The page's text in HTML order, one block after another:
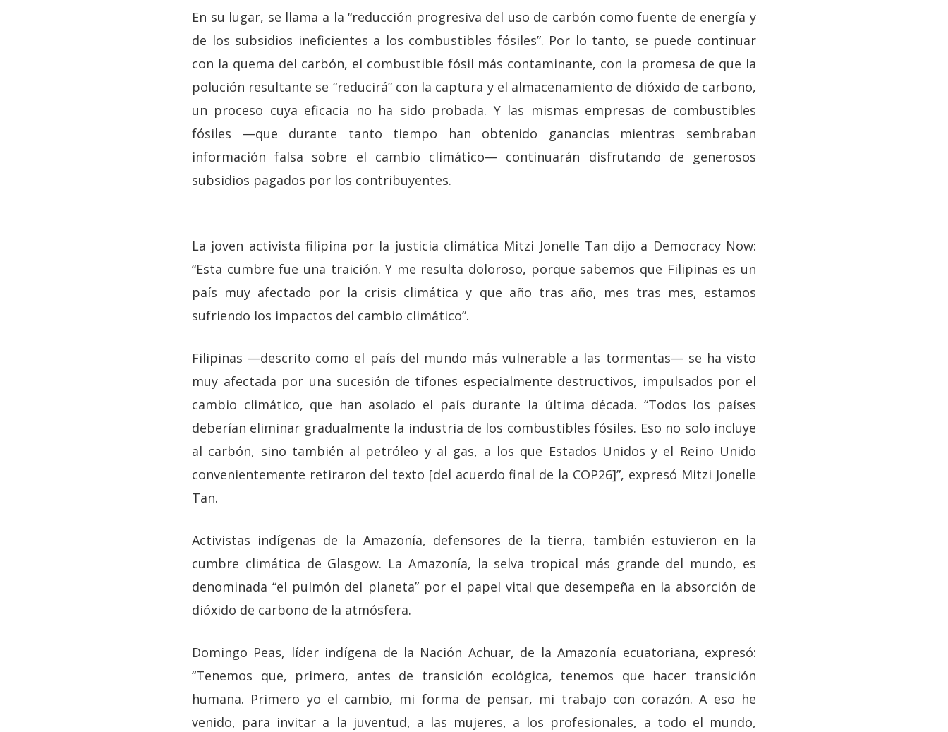
En su lugar, se llama a la “reducción progresiva del uso de carbón como fuente de energía y
de los subsidios ineficientes a los combustibles fósiles”. Por lo tanto, se puede continuar
con la quema del carbón, el combustible fósil más contaminante, con la promesa de que la
polución resultante se “reducirá” con la captura y el almacenamiento de dióxido de carbono,
un proceso cuya eficacia no ha sido probada. Y las mismas empresas de combustibles
fósiles —que durante tanto tiempo han obtenido ganancias mientras sembraban
información falsa sobre el cambio climático— continuarán disfrutando de generosos
subsidios pagados por los contribuyentes.
La joven activista filipina por la justicia climática Mitzi Jonelle Tan dijo a Democracy Now:
“Esta cumbre fue una traición. Y me resulta doloroso, porque sabemos que Filipinas es un
país muy afectado por la crisis climática y que año tras año, mes tras mes, estamos
sufriendo los impactos del cambio climático”.
Filipinas —descrito como el país del mundo más vulnerable a las tormentas— se ha visto
muy afectada por una sucesión de tifones especialmente destructivos, impulsados por el
cambio climático, que han asolado el país durante la última década. “Todos los países
deberían eliminar gradualmente la industria de los combustibles fósiles. Eso no solo incluye
al carbón, sino también al petróleo y al gas, a los que Estados Unidos y el Reino Unido
convenientemente retiraron del texto [del acuerdo final de la COP26]”, expresó Mitzi Jonelle
Tan.
Activistas indígenas de la Amazonía, defensores de la tierra, también estuvieron en la
cumbre climática de Glasgow. La Amazonía, la selva tropical más grande del mundo, es
denominada “el pulmón del planeta” por el papel vital que desempeña en la absorción de
dióxido de carbono de la atmósfera.
Domingo Peas, líder indígena de la Nación Achuar, de la Amazonía ecuatoriana, expresó:
“Tenemos que, primero, antes de transición ecológica, tenemos que hacer transición
humana. Primero yo el cambio, mi forma de pensar, mi trabajo con corazón. A eso he
venido, para invitar a la juventud, a las mujeres, a los profesionales, a todo el mundo,